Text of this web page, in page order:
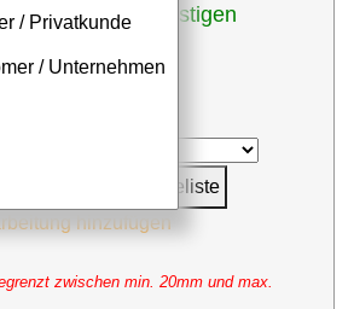
/ Privatkunde
/ Unternehmen
Sägeschnitt)
günstigen
in Anfrageliste
hinzufügen
zwischen min. 20mm und max.